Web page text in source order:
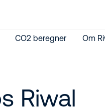
CO2 beregner Om
Riwal